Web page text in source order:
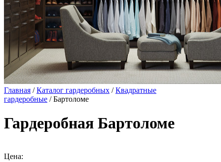
Главная /Каталог гардеробных /Квадратные
гардеробные / Бартоломе
Гардеробная Бартоломе
Цена: